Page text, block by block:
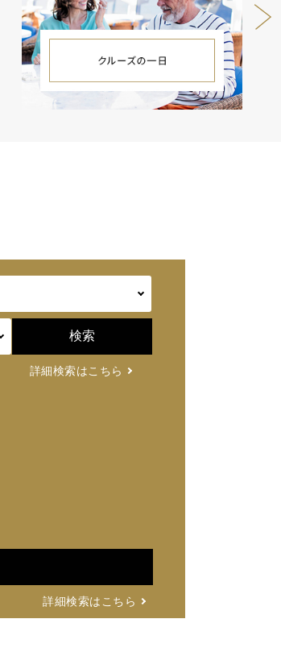
詳細検索はこちら
詳細検索はこちら